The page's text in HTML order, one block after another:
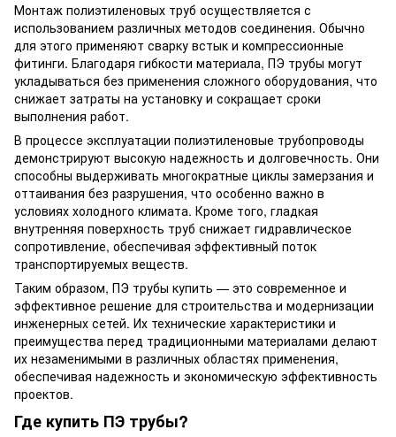
Монтаж полиэтиленовых труб осуществляется с
использованием различных методов соединения. Обычно
для этого применяют сварку встык и компрессионные
фитинги. Благодаря гибкости материала, ПЭ трубы могут
укладываться без применения сложного оборудования, что
снижает затраты на установку и сокращает сроки
выполнения работ.
В процессе эксплуатации полиэтиленовые трубопроводы
демонстрируют высокую надежность и долговечность. Они
способны выдерживать многократные циклы замерзания и
оттаивания без разрушения, что особенно важно в
условиях холодного климата. Кроме того, гладкая
внутренняя поверхность труб снижает гидравлическое
сопротивление, обеспечивая эффективный поток
транспортируемых веществ.
Таким образом, ПЭ трубы купить — это современное и
эффективное решение для строительства и модернизации
инженерных сетей. Их технические характеристики и
преимущества перед традиционными материалами делают
их незаменимыми в различных областях применения,
обеспечивая надежность и экономическую эффективность
проектов.
Где купить ПЭ трубы?